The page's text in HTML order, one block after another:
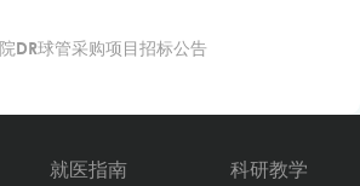
DR球管采购项目招标公告
就医指南 科研教学